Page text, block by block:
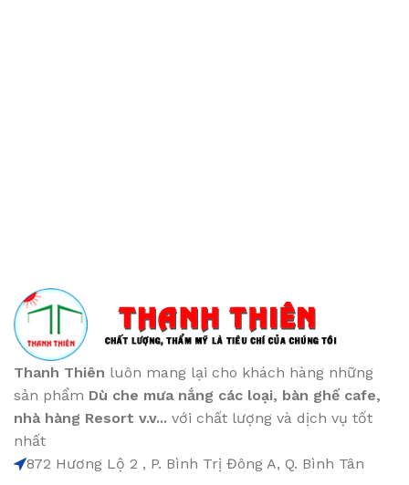
Thanh Thiên luôn mang lại cho khách hàng những
sản phẩm Dù che mưa nắng các loại, bàn ghế cafe,
nhà hàng Resort v.v... với chất lượng và dịch vụ tốt
nhất
872 Hương Lộ 2 , P. Bình Trị Đông A, Q. Bình Tân